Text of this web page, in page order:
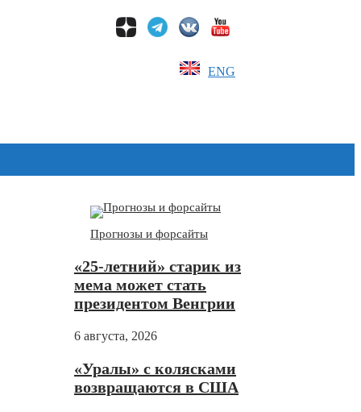
ENG
Прогнозы и форсайты
«25-летний» старик из
мема может стать
президентом Венгрии
6 августа, 2026
«Уралы» с колясками
возвращаются в США